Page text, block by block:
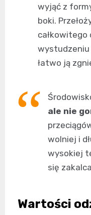
wyjąć z
boki.
całkowitego
wystudzeniu
łatwo ją
ale nie
wolniej i
wysokiej
się
Wartości